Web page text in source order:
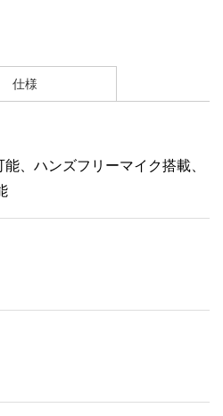
仕様
、ハンズフリーマイク搭載、